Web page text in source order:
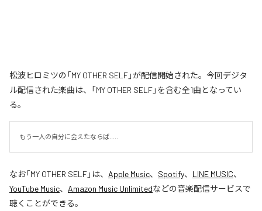
松波ヒロミツの「MY OTHER SELF」が配信開始された。今回デジタ
ル配信された楽曲は、「MY OTHER SELF」を含む全1曲となってい
る。
もう一人の自分に会えたならば.....
なお「MY OTHER SELF」は、 Apple Music、 Spotify、 LINE MUSIC、
YouTube Music、 Amazon Music Unlimitedなどの音楽配信サービスで
聴くことができる。